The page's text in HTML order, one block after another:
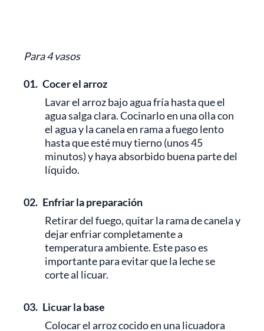
Para 4 vasos
01. Cocer el arroz
Lavar el arroz bajo agua fría hasta que el
agua salga clara. Cocinarlo en una olla con
el agua y la canela en rama a fuego lento
hasta que esté muy tierno (unos 45
minutos) y haya absorbido buena parte del
líquido.
02. Enfriar la preparación
Retirar del fuego, quitar la rama de canela y
dejar enfriar completamente a
temperatura ambiente. Este paso es
importante para evitar que la leche se
corte al licuar.
03. Licuar la base
Colocar el arroz cocido en una licuadora